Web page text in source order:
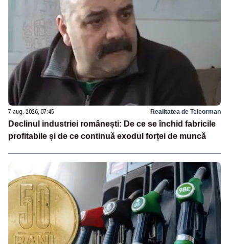
7 aug. 2026, 07:45 Realitatea de Teleorman
Declinul industriei românești: De ce se închid fabricile
profitabile și de ce continuă exodul forței de muncă